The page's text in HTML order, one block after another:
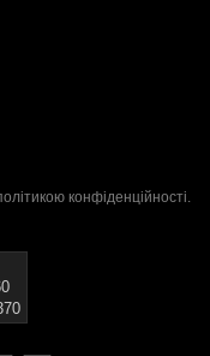
конфіденційності.